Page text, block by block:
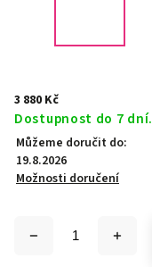
3 880 Kč
Dostupnost do 7 dní.
Můžeme doručit do:
19.8.2026
Možnosti doručení